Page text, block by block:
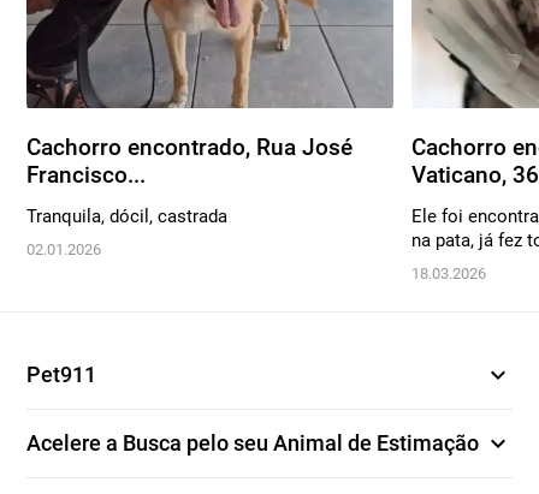
Cachorro encontrado, Rua José
Francisco...
Tranquila, dócil, castrada
02.01.2026
Cachorro
Vaticano,
Ele foi
na pata, já fez
18.03.2026
Pet911 expand_more
Acelere a Busca pelo seu Animal de Estimação expand_more